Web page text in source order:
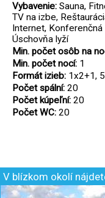
Vybavenie: Sauna,
TV na izbe,
Internet,
Úschovňa lyží
Min. počet osôb na
Min. počet nocí: 1
Formát izieb: 1x2+1,
Počet spální: 20
Počet kúpeľní: 20
Počet WC: 20
V blízkom okolí